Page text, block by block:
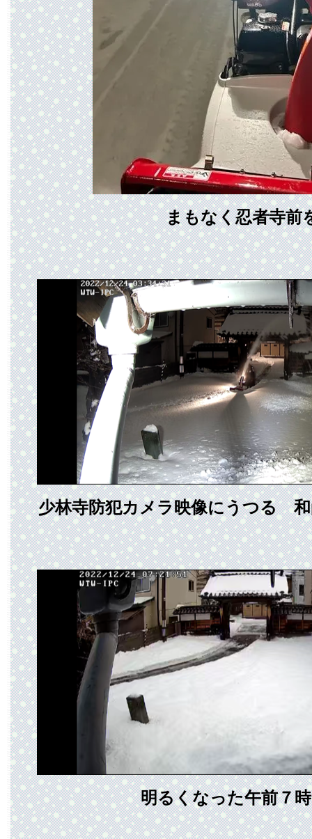
まもなく忍者寺前
少林寺防犯カメラ映像にうつる
明るくなった午前７